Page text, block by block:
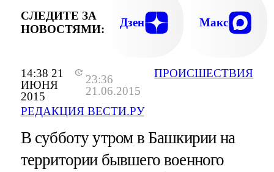
14:38 21
ИЮНЯ
2015
23:36
21.06.2015
РЕДАКЦИЯ ВЕСТИ.РУ
ПРОИСШЕСТВИЯ
СЛЕДИТЕ ЗА
НОВОСТЯМИ:
Дзен Макс
В субботу утром в Башкирии на
территории бывшего военного